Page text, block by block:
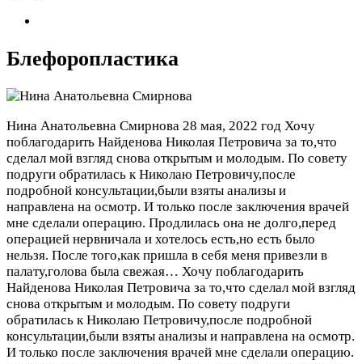
Блефоропластика
Нина Анатольевна Смирнова 28 мая, 2022 год Хочу
поблагодарить Найденова Николая Петровича за то,что
сделал мой взгляд снова открытым и молодым. По совету
подруги обратилась к Николаю Петровичу,после
подробной консультации,были взяты анализы и
направлена на осмотр. И только после заключения врачей
мне сделали операцию. Продлилась она не долго,перед
операцией нервничала и хотелось есть,но есть было
нельзя. После того,как пришла в себя меня привезли в
палату,голова была свежая… Хочу поблагодарить
Найденова Николая Петровича за то,что сделал мой взгляд
снова открытым и молодым. По совету подруги
обратилась к Николаю Петровичу,после подробной
консультации,были взяты анализы и направлена на осмотр.
И только после заключения врачей мне сделали операцию.